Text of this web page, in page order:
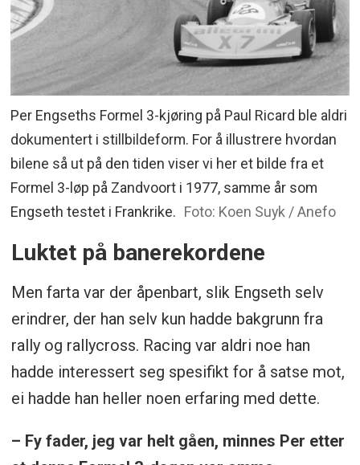
Per Engseths Formel 3-kjøring på Paul Ricard ble aldri
dokumentert i stillbildeform. For å illustrere hvordan
bilene så ut på den tiden viser vi her et bilde fra et
Formel 3-løp på Zandvoort i 1977, samme år som
Engseth testet i Frankrike. Foto: Koen Suyk / Anefo
Luktet på banerekordene
Men farta var der åpenbart, slik Engseth selv
erindrer, der han selv kun hadde bakgrunn fra
rally og rallycross. Racing var aldri noe han
hadde interessert seg spesifikt for å satse mot,
ei hadde han heller noen erfaring med dette.
– Fy fader, jeg var helt gåen, minnes Per etter